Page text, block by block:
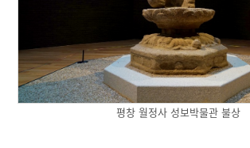
평창 월정사 성보박물관 불상